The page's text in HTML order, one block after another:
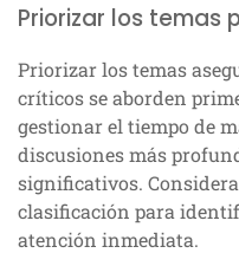
Priorizar los temas
Priorizar los temas
críticos se aborden
gestionar el tiempo de
discusiones más
significativos.
clasificación para
atención inmediata.